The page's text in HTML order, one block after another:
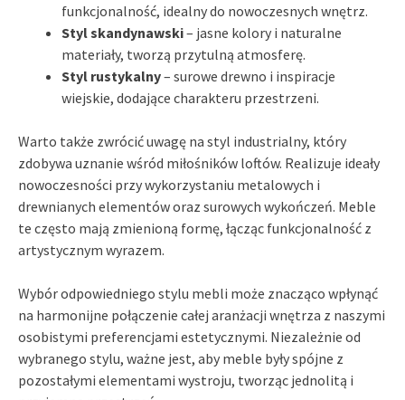
funkcjonalność, idealny do nowoczesnych wnętrz.
Styl skandynawski– jasne kolory i naturalne
materiały, tworzą przytulną atmosferę.
Styl rustykalny– surowe drewno i inspiracje
wiejskie, dodające charakteru przestrzeni.
Warto także zwrócić uwagę na styl industrialny, który
zdobywa uznanie wśród miłośników loftów. Realizuje ideały
nowoczesności przy wykorzystaniu metalowych i
drewnianych elementów oraz surowych wykończeń. Meble
te często mają zmienioną formę, łącząc funkcjonalność z
artystycznym wyrazem.
Wybór odpowiedniego stylu mebli może znacząco wpłynąć
na harmonijne połączenie całej aranżacji wnętrza z naszymi
osobistymi preferencjami estetycznymi. Niezależnie od
wybranego stylu, ważne jest, aby meble były spójne z
pozostałymi elementami wystroju, tworząc jednolitą i